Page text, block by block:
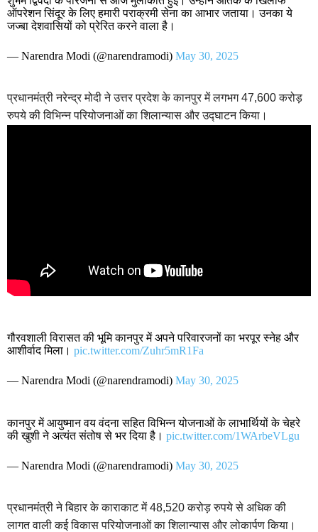
ऑपरेशन सिंदूर के लिए हमारी पराक्रमी सेना का आभार जताया। उनका ये
जज्बा देशवासियों को प्रेरित करने वाला है।
— Narendra Modi (@narendramodi) May 30, 2025
प्रधानमंत्री नरेन्द्र मोदी ने उत्तर प्रदेश के कानपुर में लगभग 47,600 करोड़
रुपये की विभिन्न परियोजनाओं का शिलान्यास और उद्घाटन किया।
गौरवशाली विरासत की भूमि कानपुर में अपने परिवारजनों का भरपूर स्नेह और
आशीर्वाद मिला। pic.twitter.com/Zuhr5mR1Fa
— Narendra Modi (@narendramodi) May 30, 2025
कानपुर में आयुष्मान वय वंदना सहित विभिन्न योजनाओं के लाभार्थियों के चेहरे
की खुशी ने अत्यंत संतोष से भर दिया है। pic.twitter.com/1WArbeVLgu
— Narendra Modi (@narendramodi) May 30, 2025
प्रधानमंत्री ने बिहार के काराकाट में 48,520 करोड़ रुपये से अधिक की
लागत वाली कई विकास परियोजनाओं का शिलान्यास और लोकार्पण किया।